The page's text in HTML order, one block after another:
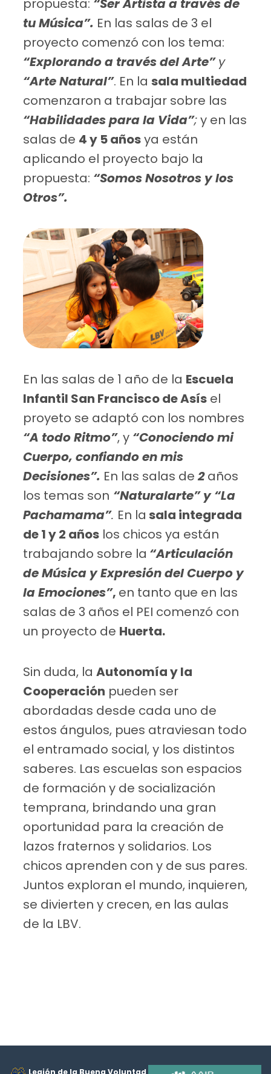
propuesta: “Ser Artista a través de
tu Música”. En las salas de 3 el
proyecto comenzó con los tema:
“Explorando a través del Arte”y
“Arte Natural”. En lasala multiedad
comenzaron a trabajar sobre las
“Habilidades para la Vida”;y en las
salas de 4 y 5 añosya están
aplicando el proyecto bajo la
propuesta: “Somos Nosotros y los
Otros”.
En las salas de 1 año de la Escuela
Infantil San Francisco de Asís el
proyeto se adaptó con los nombres
“A todo Ritmo”, y “Conociendo mi
Cuerpo, confiando en mis
Decisiones”. En las salas de2años
los temas son “Naturalarte” y “La
Pachamama”. En la sala integrada
de 1 y 2 años los chicos ya están
trabajando sobre la “Articulación
de Música y Expresión del Cuerpo y
la Emociones”, en tanto que en las
salas de 3 años el PEI comenzó con
un proyecto de Huerta.
Sin duda, laAutonomía y la
Cooperación pueden ser
abordadas desde cada uno de
estos ángulos, pues atraviesan todo
el entramado social, y los distintos
saberes. Las escuelas son espacios
de formación y de socialización
temprana, brindando una gran
oportunidad para la creación de
lazos fraternos y solidarios. Los
chicos aprenden con y de sus pares.
Juntos exploran el mundo, inquieren,
se divierten y crecen, en las aulas
de la LBV.